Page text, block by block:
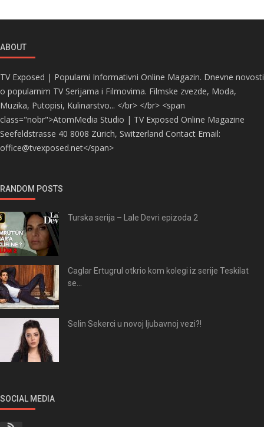
ABOUT
TV Exposed | Popularni Informativni Online Magazin. Dnevne novosti
o popularnim TV Serijama i Filmovima. Filmske zvezde, Moda,
Muzika, Putopisi, Kulinarstvo... </br> </br> <span
class="nobr">AtomMedia Studio | TV Exposed Online Magazine
Seefeldstrasse 40 8008 Zürich, Switzerland Contact Email:
office@tvexposed.net</span>
RANDOM POSTS
Turska serija – Lale Devri epizoda 2
Caglar Ertugrul otkrio kom kolegi iz serije Teskilat
se...
Selin Sekerci u novoj ljubavnoj vezi?!
SOCIAL MEDIA